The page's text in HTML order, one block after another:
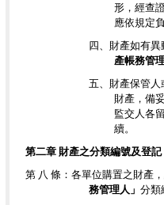
形，經查
應依規定
四、財產如有
產帳務管理
五、財產保管人
財產，備
監交人各
續。
第二章 財產之分類編號及登記
第 八 條：各單位購置之財產
務管理人」 分類